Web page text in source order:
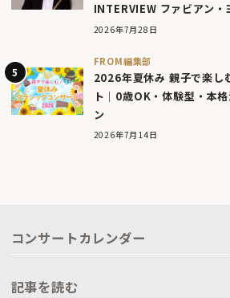
INTERVIEW ファビアン・
2026年7月28日
FROM編集部
2026年夏休み 親子で楽
ト｜0歳OK・体験型・本
ン
2026年7月14日
コンサートカレンダー
記事を読む